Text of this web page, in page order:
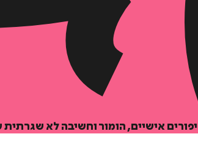
אישיים, הומור וחשיבה לא